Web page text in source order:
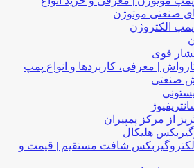
صنعتی موتوژن
الکتروژن
قوی
| معرفی، کاربردها و انواع پمپ
صنعتی
از مرکز پمپیران
هلیکال
شافت مستقیم | قیمت و